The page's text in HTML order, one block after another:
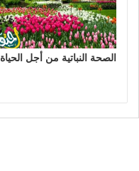
الصحة النباتية من أجل الحياة